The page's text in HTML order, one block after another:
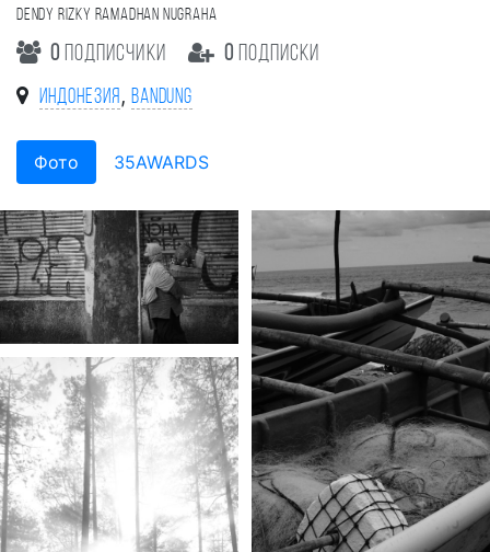
Dendy Rizky Ramadhan Nugraha
0 подписчики 0 подписки
Индонезия , Bandung
Фото 35AWARDS